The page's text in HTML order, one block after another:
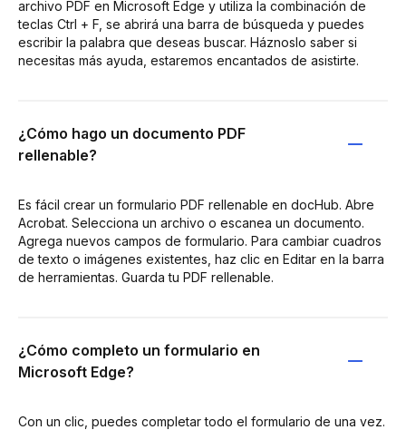
archivo PDF en Microsoft Edge y utiliza la combinación de
teclas Ctrl + F, se abrirá una barra de búsqueda y puedes
escribir la palabra que deseas buscar. Háznoslo saber si
necesitas más ayuda, estaremos encantados de asistirte.
¿Cómo hago un documento PDF
rellenable?
Es fácil crear un formulario PDF rellenable en docHub. Abre
Acrobat. Selecciona un archivo o escanea un documento.
Agrega nuevos campos de formulario. Para cambiar cuadros
de texto o imágenes existentes, haz clic en Editar en la barra
de herramientas. Guarda tu PDF rellenable.
¿Cómo completo un formulario en
Microsoft Edge?
Con un clic, puedes completar todo el formulario de una vez.